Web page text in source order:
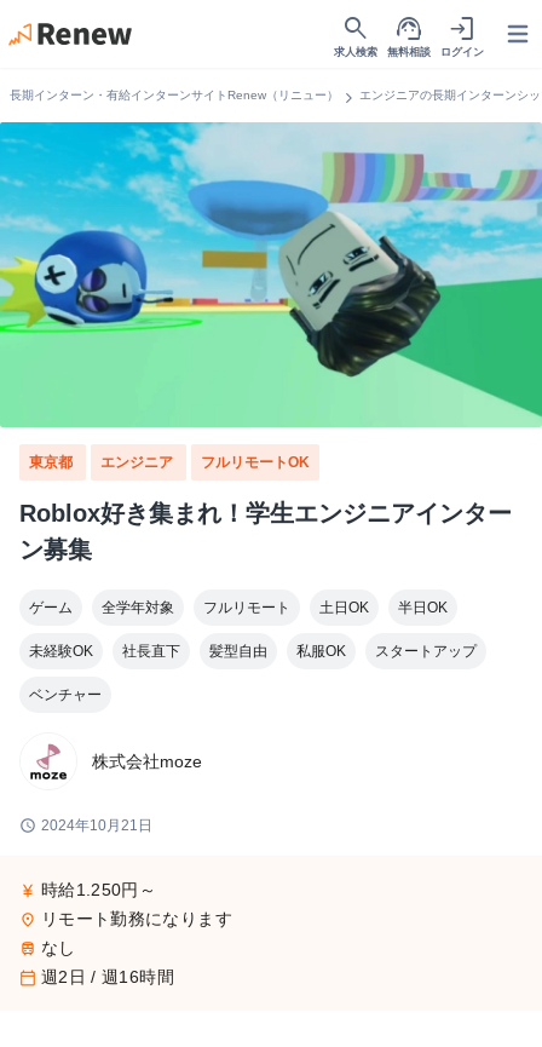
search
求人検索
support_agent
無料相談
login
ログイン
長期インターン・有給インターンサイトRenew（リニュー） chevron_right エンジニアの長期インターンシ
東京都 エンジニア フルリモートOK
Roblox好き集まれ！学生エンジニアインター
ン募集
ゲーム 全学年対象 フルリモート 土日OK 半日OK
未経験OK 社長直下 髪型自由 私服OK スタートアップ
ベンチャー
株式会社moze
schedule 2024年10月21日
currency_yen 時給1.250円～
place リモート勤務になります
train なし
calendar_today 週2日 / 週16時間